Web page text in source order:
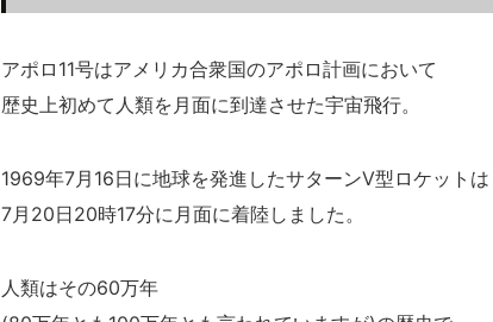
アポロ11号はアメリカ合衆国のアポロ計画において
歴史上初めて人類を月面に到達させた宇宙飛行。
1969年7月16日に地球を発進したサターンV型ロケットは
7月20日20時17分に月面に着陸しました。
人類はその60万年